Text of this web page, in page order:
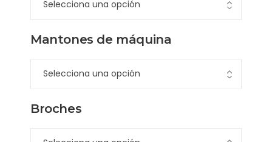
Mantones de máquina
Broches